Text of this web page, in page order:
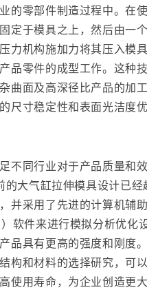
的零部件制造过程中。在使
定于模具之上，然后由一
力机构施加力将其压入模
品零件的成型工作。这种
曲面及高深径比产品的加
尺寸稳定性和表面光洁度优
不同行业对于产品质量和
的大气缸拉伸模具设计已经
并采用了先进的计算机辅
）软件来进行模拟分析优化
品具有更高的强度和刚度
构和材料的选择研究，可
使用寿命，为企业创造更